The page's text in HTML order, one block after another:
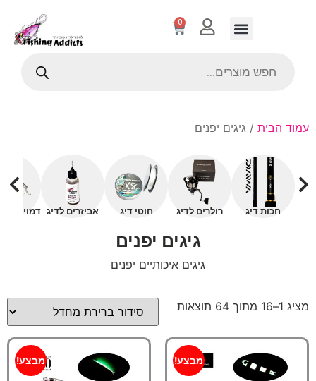
0
עמוד הבית / גיגים יפנים
חכות דיג רולרים לדיג חוטי דיג אביזרים לדיג דמויים
גיגים יפנים
גיגים איכותיים יפנים
מציג 1–16 מתוך 64 תוצאות
מבצע! מבצע!